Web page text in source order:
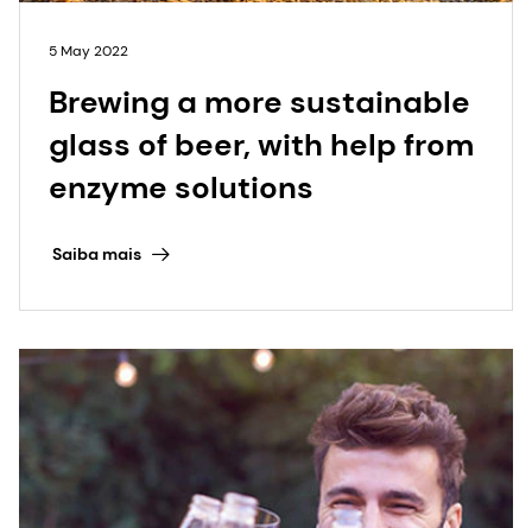
5 May 2022
Brewing a more sustainable
glass of beer, with help from
enzyme solutions
Saiba mais